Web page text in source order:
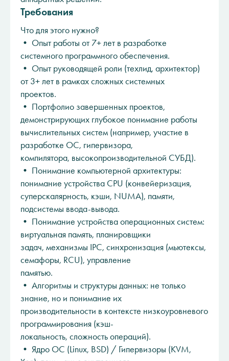
Требования
Что для этого нужно?
• Опыт работы от 7+ лет в разработке
системного программного обеспечения.
• Опыт руководящей роли (техлид, архитектор)
от 3+ лет в рамках сложных системных
проектов.
• Портфолио завершенных проектов,
демонстрирующих глубокое понимание работы
вычислительных систем (например, участие в
разработке ОС, гипервизора,
компилятора, высокопроизводительной СУБД).
• Понимание компьютерной архитектуры:
понимание устройства CPU (конвейеризация,
суперскалярность, кэши, NUMA), памяти,
подсистемы ввода-вывода.
• Понимание устройства операционных систем:
виртуальная память, планировщики
задач, механизмы IPC, синхронизация (мьютексы,
семафоры, RCU), управление
памятью.
• Алгоритмы и структуры данных: не только
знание, но и понимание их
производительности в контексте низкоуровневого
программирования (кэш-
локальность, сложность операций).
• Ядро ОС (Linux, BSD) / Гипервизоры (KVM,